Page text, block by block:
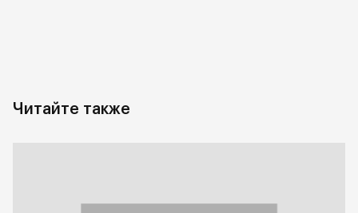
Читайте также